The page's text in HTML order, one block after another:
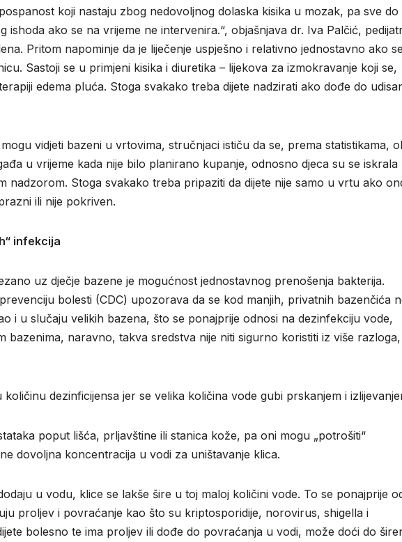
koji nastaju zbog nedovoljnog dolaska kisika u mozak, pa sve do
ishoda ako se na vrijeme ne intervenira.“, objašnjava dr. Iva Palčić,
Pritom napominje da je liječenje uspješno i relativno jednostavno ako
Sastoji se u primjeni kisika i diuretika – lijekova za izmokravanje koji se,
edema pluća. Stoga svakako treba dijete nadzirati ako dođe do
vidjeti bazeni u vrtovima, stručnjaci ističu da se, prema statistikama,
u vrijeme kada nije bilo planirano kupanje, odnosno djeca su se iskrala
nadzorom. Stoga svakako treba pripaziti da dijete nije samo u vrtu ako
ili nije pokriven.
infekcija
uz dječje bazene je mogućnost jednostavnog prenošenja bakterija.
bolesti (CDC) upozorava da se kod manjih, privatnih bazenčića
i u slučaju velikih bazena, što se ponajprije odnosi na dezinfekciju vode,
bazenima, naravno, takva sredstva nije niti sigurno koristiti iz više
dezinficijensa jer se velika količina vode gubi prskanjem i
poput lišća, prljavštine ili stanica kože, pa oni mogu „potrošiti“
dovoljna koncentracija u vodi za uništavanje klica.
u vodu, klice se lakše šire u toj maloj količini vode. To se ponajprije
proljev i povraćanje kao što su kriptosporidije, norovirus, shigella i
bolesno te ima proljev ili dođe do povraćanja u vodi, može doći do